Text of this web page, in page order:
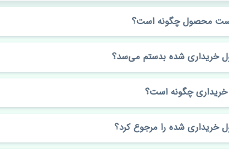
محصول چگونه است؟
خریداری شده بدستم می‌سد؟
چگونه است؟
خریداری شده را مرجوع کرد؟